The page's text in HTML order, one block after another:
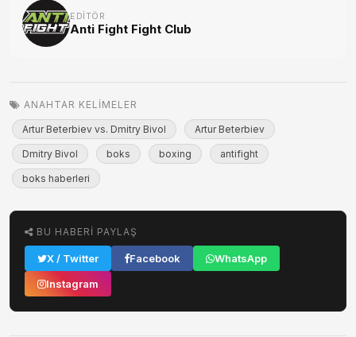
EDITÖR
Anti Fight Fight Club
ANAHTAR KELIMELER
Artur Beterbiev vs. Dmitry Bivol Artur Beterbiev
Dmitry Bivol boks boxing antifight
boks haberleri
BU HABERI PAYLAŞ
X / Twitter Facebook
WhatsApp
Instagram